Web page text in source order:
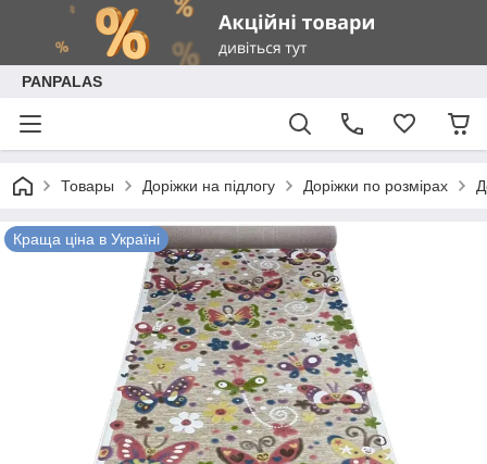
PANPALAS
Товары Доріжки на підлогу Доріжки по розмірах
Краща ціна в Україні